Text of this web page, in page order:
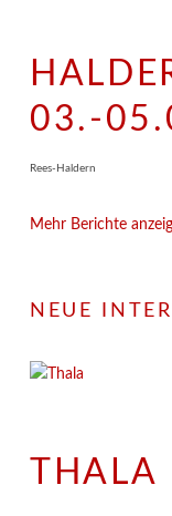
03.-
Rees-Haldern
Mehr Berichte
NEUE
THALA